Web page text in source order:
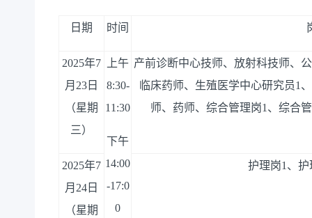
日期 时间
2025年7
月23日
（星期
三）
上午
8:30-
11 :30
下午
14:00
-17:0
0
产前诊断中心技师、放射科技师、
临床药师、生殖医学中心研究员1
师、药师、综合管理岗1、综合
2025年7
月24日
（星期
护理岗1、